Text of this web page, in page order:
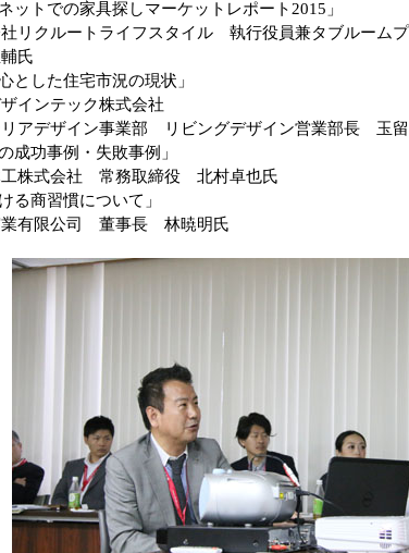
ットでの家具探しマーケットレポート2015」
ルートライフスタイル 執行役員兼タブルームプ
氏
とした住宅市況の現状」
ンテック株式会社
ザイン事業部 リビングデザイン営業部長 玉留
成功事例・失敗事例」
式会社 常務取締役 北村卓也氏
る商習慣について」
限公司 董事長 林暁明氏